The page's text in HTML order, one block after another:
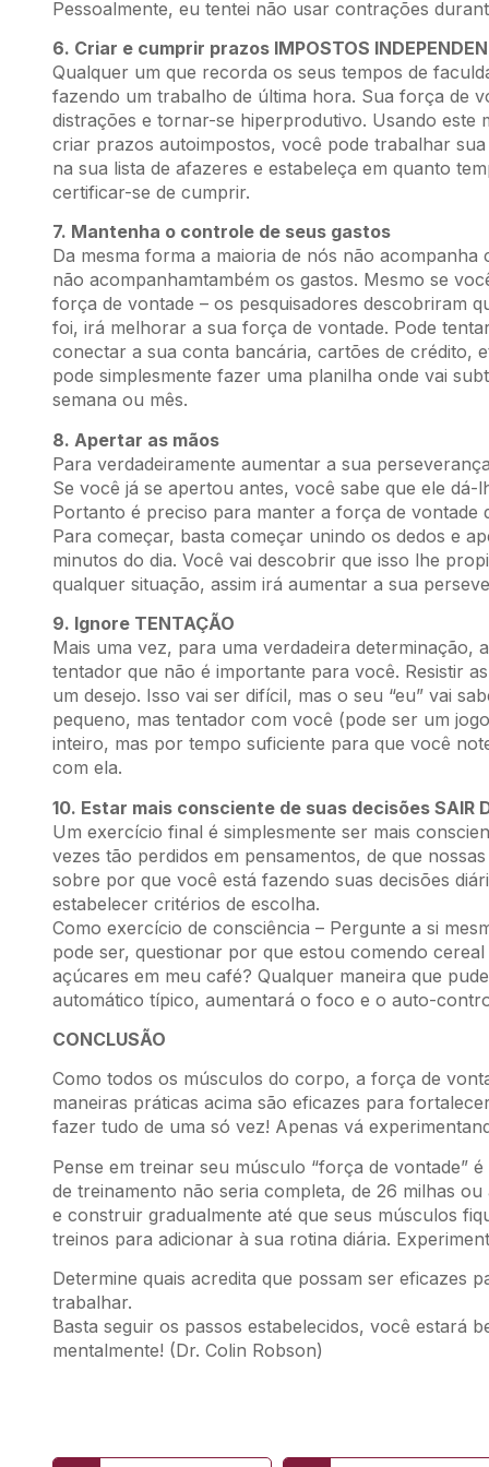
Pessoalmente, eu tentei não usar contrações
6. Criar e cumprir prazos IMPOSTOS
Qualquer um que recorda os seus tempos de
fazendo um trabalho de última hora. Sua força de
distrações e tornar-se hiperprodutivo. Usando este
criar prazos autoimpostos, você pode trabalhar
na sua lista de afazeres e estabeleça em quanto
certificar-se de cumprir.
7. Mantenha o controle de seus gastos
Da mesma forma a maioria de nós não
não acompanhamtambém os gastos. Mesmo se
força de vontade – os pesquisadores descobriram
foi, irá melhorar a sua força de vontade. Pode
conectar a sua conta bancária, cartões de crédito,
pode simplesmente fazer uma planilha onde vai
semana ou mês.
8. Apertar as mãos
Para verdadeiramente aumentar a sua
Se você já se apertou antes, você sabe que ele
Portanto é preciso para manter a força de vontade
Para começar, basta começar unindo os dedos e
minutos do dia. Você vai descobrir que isso lhe
qualquer situação, assim irá aumentar a sua
9. Ignore TENTAÇÃO
Mais uma vez, para uma verdadeira determinação,
tentador que não é importante para você. Resistir
um desejo. Isso vai ser difícil, mas o seu “eu” vai
pequeno, mas tentador com você (pode ser um
inteiro, mas por tempo suficiente para que você
com ela.
10. Estar mais consciente de suas decisões SAIR
Um exercício final é simplesmente ser mais
vezes tão perdidos em pensamentos, de que
sobre por que você está fazendo suas decisões
estabelecer critérios de escolha.
Como exercício de consciência – Pergunte a si
pode ser, questionar por que estou comendo
açúcares em meu café? Qualquer maneira que
automático típico, aumentará o foco e o auto-
CONCLUSÃO
Como todos os músculos do corpo, a força de
maneiras práticas acima são eficazes para
fazer tudo de uma só vez! Apenas vá
Pense em treinar seu músculo “força de vontade”
de treinamento não seria completa, de 26 milhas
e construir gradualmente até que seus músculos
treinos para adicionar à sua rotina diária.
Determine quais acredita que possam ser eficazes
trabalhar.
Basta seguir os passos estabelecidos, você estará
mentalmente! (Dr. Colin Robson)